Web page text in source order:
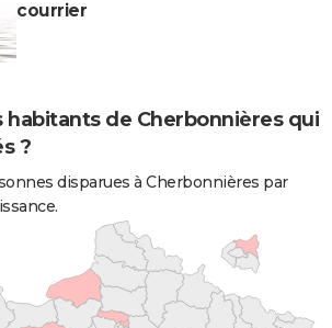
courrier
habitants de Cherbonnières qui
?
disparues à Cherbonnières par